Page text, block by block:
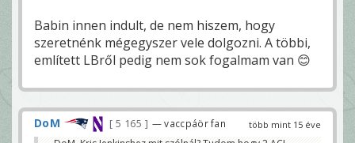
Babin innen indult, de nem hiszem, hogy
szeretnénk mégegyszer vele dolgozni. A többi,
említett LBről pedig nem sok fogalmam van 😊
több mint 15 éve
DoM 5 165 — vaccpáör fan